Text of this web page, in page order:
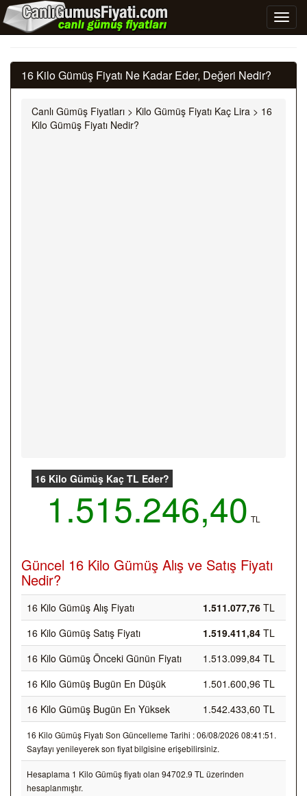
16 Kilo Gümüş Fiyatı Ne Kadar Eder, Değeri Nedir?
Canlı Gümüş Fiyatları > Kilo Gümüş Fiyatı Kaç Lira > 16
Kilo Gümüş Fiyatı Nedir?
16 Kilo Gümüş Kaç TL Eder?
1.515.246,40 TL
Güncel 16 Kilo Gümüş Alış ve Satış Fiyatı
Nedir?
16 Kilo Gümüş Alış Fiyatı 1.511.077,76 TL
16 Kilo Gümüş Satış Fiyatı
1.519.411,84 TL
16 Kilo Gümüş Önceki Günün Fiyatı
1.513.099,84 TL
16 Kilo Gümüş Bugün En Düşük
1.501.600,96 TL
16 Kilo Gümüş Bugün En Yüksek
1.542.433,60 TL
16 Kilo Gümüş Fiyatı Son Güncelleme Tarihi : 06/08/2026 08:41:51.
Sayfayı yenileyerek son fiyat bilgisine erişebilirsiniz.
Hesaplama 1 Kilo Gümüş fiyatı olan 94702.9 TL üzerinden
hesaplanmıştır.